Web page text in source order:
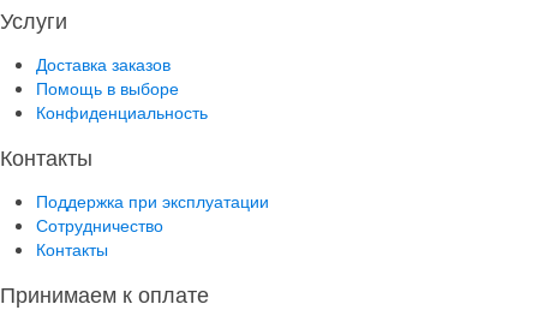
Услуги
Доставка заказов
Помощь в выборе
Конфиденциальность
Контакты
Поддержка при эксплуатации
Сотрудничество
Контакты
Принимаем к оплате